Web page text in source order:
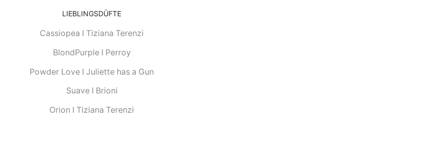
LIEBLINGSDÜFTE
Cassiopea I Tiziana Terenzi
BlondPurple I Perroy
Powder Love I Juliette has a Gun
Suave I Brioni
Orion I Tiziana Terenzi